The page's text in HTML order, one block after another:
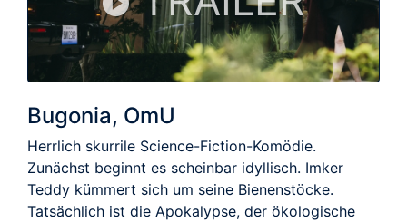
Bugonia, OmU
Herrlich skurrile Science-Fiction-Komödie.
Zunächst beginnt es scheinbar idyllisch. Imker
Teddy kümmert sich um seine Bienenstöcke.
Tatsächlich ist die Apokalypse, der ökologische